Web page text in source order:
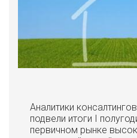
Аналитики
подвели итоги I
первичном рынке